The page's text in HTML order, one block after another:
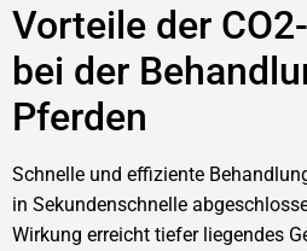
Vorteile der
bei der
Pferden
Schnelle und effiziente
in Sekundenschnelle
Wirkung erreicht tiefer liegendes